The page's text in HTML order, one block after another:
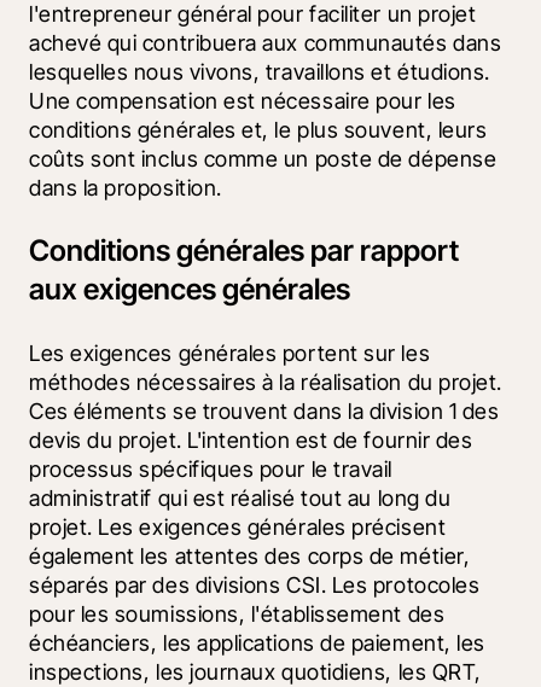
l'entrepreneur général pour faciliter un projet
achevé qui contribuera aux communautés dans
lesquelles nous vivons, travaillons et étudions.
Une compensation est nécessaire pour les
conditions générales et, le plus souvent, leurs
coûts sont inclus comme un poste de dépense
dans la proposition.
Conditions générales par rapport
aux exigences générales
Les exigences générales portent sur les
méthodes nécessaires à la réalisation du projet.
Ces éléments se trouvent dans la division 1 des
devis du projet. L'intention est de fournir des
processus spécifiques pour le travail
administratif qui est réalisé tout au long du
projet. Les exigences générales précisent
également les attentes des corps de métier,
séparés par des divisions CSI. Les protocoles
pour les soumissions, l'établissement des
échéanciers, les applications de paiement, les
inspections, les journaux quotidiens, les QRT,